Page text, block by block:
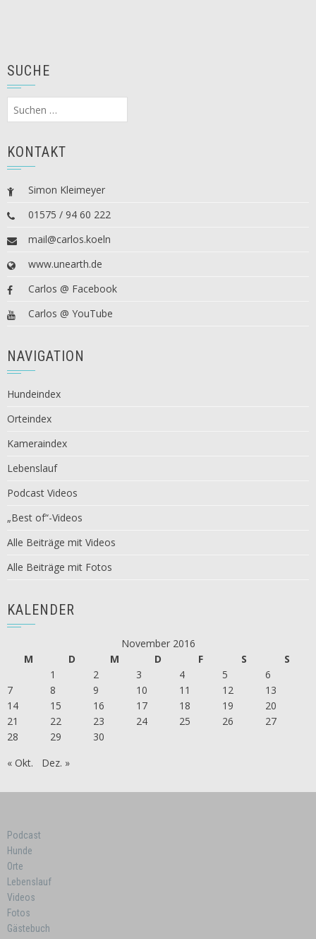
SUCHE
Suchen
nach:
KONTAKT
Simon Kleimeyer
01575 / 94 60 222
mail@carlos.koeln
www.unearth.de
Carlos @ Facebook
Carlos @ YouTube
NAVIGATION
Hundeindex
Orteindex
Kameraindex
Lebenslauf
Podcast Videos
„Best of“-Videos
Alle Beiträge mit Videos
Alle Beiträge mit Fotos
KALENDER
November 2016
M
D M D F S
S
1
2 3 4 5
6
7
8 9 10 11 12
13
14
15 16 17 18 19
20
21
22 23 24 25 26
27
28
29
30
« Okt.
Dez. »
Podcast
Hunde
Orte
Lebenslauf
Videos
Fotos
Gästebuch